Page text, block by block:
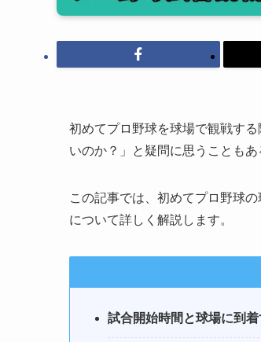
初めてプロ野球を球場で観戦す
いのか？」と疑問に思うこともあ
この記事では、初めてプロ野球の
について詳しく解説します。
試合開始時間と球場に到